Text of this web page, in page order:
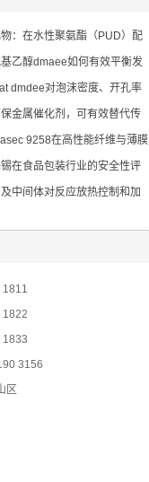
：在水性聚氨酯（PUD）配
催化剂或交联剂使用，促进
，同时改善涂膜的亲水性
乙醇dmaee如何有效平衡发
应速度
dmdee对泡沫密度、开孔率
影响
金属催化剂，可有效替代传
汞催化剂，性能优异
9258在高性能纤维与薄膜
用
在食品包装行业的安全性评
消费者信任的桥梁
中间体对反应放热控制和加
1811
1822
1833
3156
区